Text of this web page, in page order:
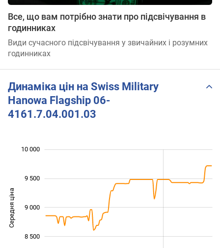
Все, що вам потрібно знати про підсвічування в
годинниках
Види сучасного підсвічування у звичайних і розумних
годинниках
Динаміка цін на Swiss Military
Hanowa Flagship 06-
4161.7.04.001.03
Середня ціна 10 000
8 500
9 000
9 500
10 000